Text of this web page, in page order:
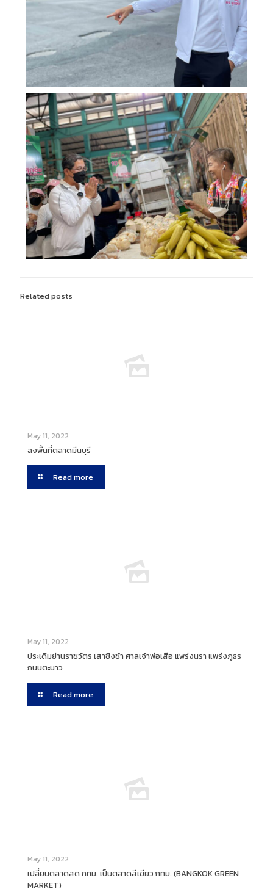
Related posts
May 11, 2022
ลงพื้นที่ตลาดมีนบุรี
Read more
May 11, 2022
ประเดิมย่านราชวัตร เสาชิงช้า ศาลเจ้าพ่อเสือ แพร่งนรา แพร่งภูธร
ถนนตะนาว
Read more
May 11, 2022
เปลี่ยนตลาดสด กทม. เป็นตลาดสีเขียว กทม. (BANGKOK GREEN
MARKET)